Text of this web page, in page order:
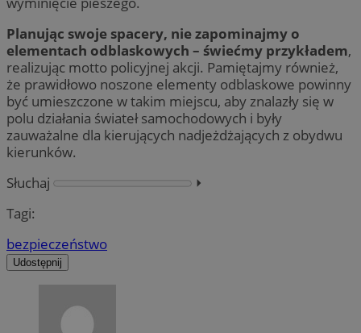
Planując swoje spacery, nie zapominajmy o
elementach odblaskowych – świećmy przykładem,
realizując motto policyjnej akcji. Pamiętajmy również,
że prawidłowo noszone elementy odblaskowe powinny
być umieszczone w takim miejscu, aby znalazły się w
polu działania świateł samochodowych i były
zauważalne dla kierujących nadjeżdżających z obydwu
kierunków.
Słuchaj
⏵︎
Tagi:
bezpieczeństwo
Udostępnij